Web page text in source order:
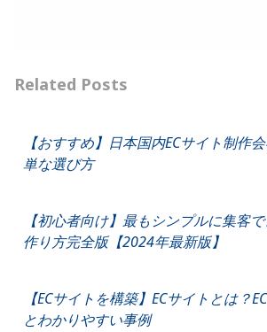
Related Posts
【おすすめ】日本国内ECサイト制作
単な選び方
【初心者向け】最もシンプルに集客で
作り方完全版【2024年最新版】
【ECサイトを構築】ECサイトとは？
とわかりやすい事例